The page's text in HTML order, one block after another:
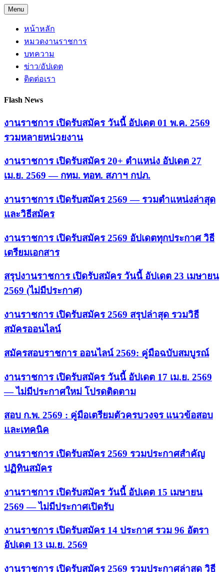
Skip
to
content
Menu
หน้าหลัก
หมวดงานราชการ
บทความ
ข่าว/อัปเดต
ติดต่อเรา
Flash News
งานราชการ เปิดรับสมัคร วันนี้ อัปเดต 01 พ.ค. 2569
รวมหลายหน่วยงาน
งานราชการ เปิดรับสมัคร 20+ ตำแหน่ง อัปเดต 27
เม.ย. 2569 — กทม. ทอท. สภาฯ กปภ.
งานราชการ เปิดรับสมัคร 2569 — รวมตำแหน่งล่าสุด
และวิธีสมัคร
งานราชการ เปิดรับสมัคร 2569 อัปเดตทุกประกาศ วิธี
เตรียมเอกสาร
สรุปงานราชการ เปิดรับสมัคร วันนี้ อัปเดต 23 เมษายน
2569 (ไม่มีประกาศ)
งานราชการ เปิดรับสมัคร 2569 สรุปล่าสุด รวมวิธี
สมัครออนไลน์
สมัครสอบราชการ ออนไลน์ 2569: คู่มือฉบับสมบูรณ์
งานราชการ เปิดรับสมัคร วันนี้ อัปเดต 17 เม.ย. 2569
— ไม่มีประกาศใหม่ โปรดติดตาม
สอบ ก.พ. 2569 : คู่มือเตรียมตัวครบวงจร แนวข้อสอบ
และเทคนิค
งานราชการ เปิดรับสมัคร 2569 รวมประกาศสำคัญ
ปฏิทินสมัคร
งานราชการ เปิดรับสมัคร วันนี้ อัปเดต 15 เมษายน
2569 — ไม่มีประกาศเปิดรับ
งานราชการ เปิดรับสมัคร 14 ประกาศ รวม 96 อัตรา
อัปเดต 13 เม.ย. 2569
งานราชการ เปิดรับสมัคร 2569 รวมประกาศล่าสุด วิธี